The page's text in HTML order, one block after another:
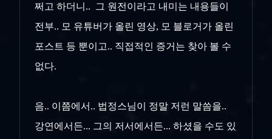
쩌고 하더니.. 그 원전이라고 내미는 내용들이
전부.. 모 유튜버가 올린 영상, 모 블로거가 올린
포스트 등 뿐이고.. 직접적인 증거는 찾아 볼 수
없다.
음.. 이쯤에서.. 법정스님이 정말 저런 말씀을..
강연에서든... 그의 저서에서든... 하셨을 수도 있